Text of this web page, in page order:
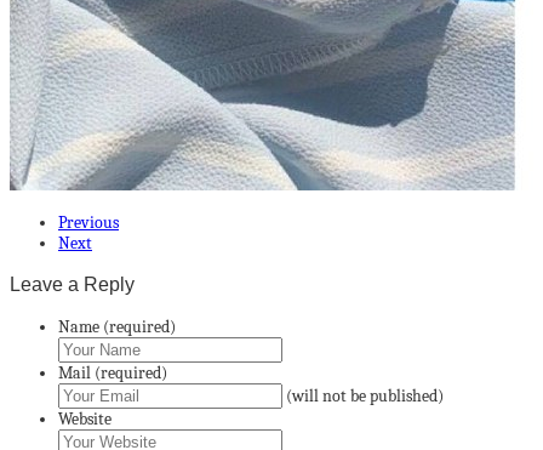
Previous
Next
Leave a Reply
Name (required)
Mail (required)
(will not be published)
Website